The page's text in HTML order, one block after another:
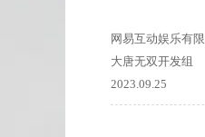
网易互动娱乐有
大唐无双开发组
2023.09.25